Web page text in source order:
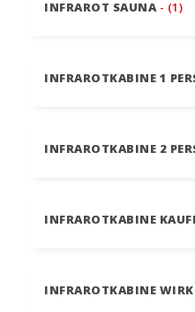
INFRAROT SAUNA - (1)
INFRAROTKABINE 1
INFRAROTKABINE 2
INFRAROTKABINE
INFRAROTKABINE